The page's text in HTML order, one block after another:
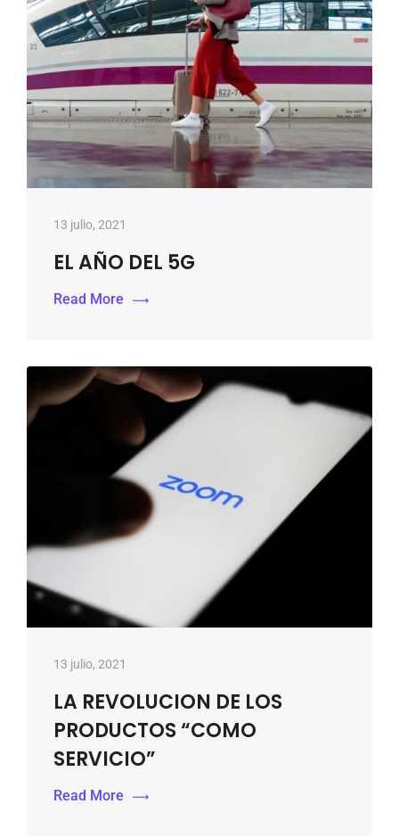
13 julio, 2021
EL AÑO DEL 5G
Read More
13 julio, 2021
LA REVOLUCION DE LOS
PRODUCTOS “COMO
SERVICIO”
Read More